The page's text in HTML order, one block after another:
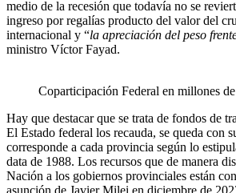
medio de la recesión que todavía no se
ingreso por regalías producto del valor del
internacional y “la apreciación del peso
ministro Víctor Fayad.
Coparticipación Federal en millones de
Hay que destacar que se trata de fondos de
El Estado federal los recauda, se queda con
corresponde a cada provincia según lo
data de 1988. Los recursos que de manera
Nación a los gobiernos provinciales están
asunción de Javier Milei en diciembre de